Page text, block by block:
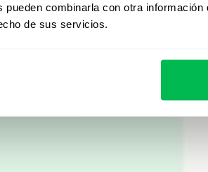
combinarla con otra información
de sus servicios.
Desde Core HR hasta
descubrí cómo
automatizar procesos
Ver demo en vivo